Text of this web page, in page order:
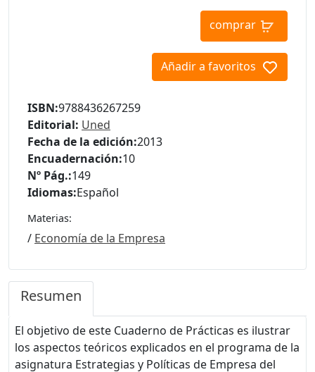
comprar
Añadir a favoritos
ISBN:9788436267259
Editorial: Uned
Fecha de la edición:2013
Encuadernación:10
Nº Pág.:149
Idiomas:Español
Materias:
/ Economía de la Empresa
Resumen
El objetivo de este Cuaderno de Prácticas es ilustrar
los aspectos teóricos explicados en el programa de la
asignatura Estrategias y Políticas de Empresa del